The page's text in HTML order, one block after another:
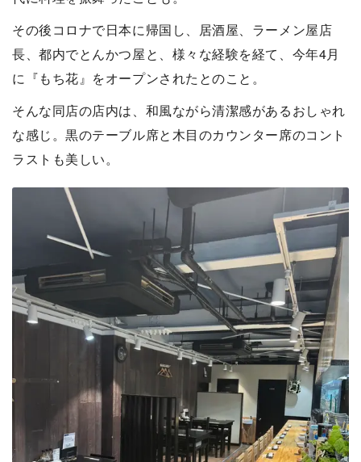
その後コロナで日本に帰国し、居酒屋、ラーメン屋店
長、都内でとんかつ屋と、様々な経験を経て、今年4月
に『もち花』をオープンされたとのこと。
そんな同店の店内は、和風ながら清潔感があるおしゃれ
な感じ。黒のテーブル席と木目のカウンター席のコント
ラストも美しい。